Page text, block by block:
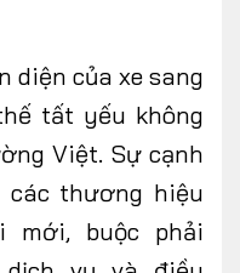
diện của xe sang
tất yếu không
Việt. Sự cạnh
thương hiệu
mới, buộc phải